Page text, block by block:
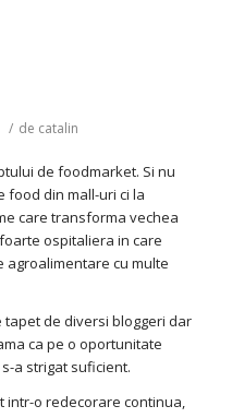
/ de catalin
de foodmarket. Si nu
food din mall-uri ci la
care transforma vechea
ospitaliera in care
cu multe
de diversi bloggeri dar
ca pe o oportunitate
a strigat suficient.
intr-o redecorare continua,